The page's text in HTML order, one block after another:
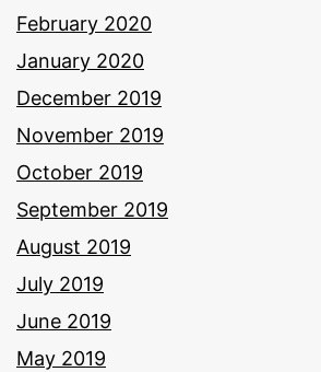
February 2020
January 2020
December 2019
November 2019
October 2019
September 2019
August 2019
July 2019
June 2019
May 2019